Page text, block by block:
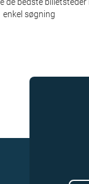
de bedste billetsteder
enkel søgning